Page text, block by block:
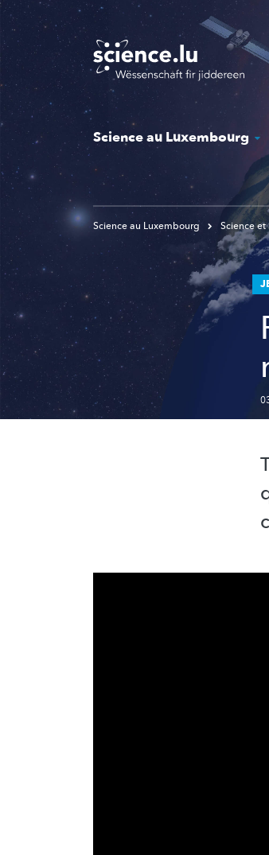
Skip
to
main
content
Science au Luxembourg
Science au Luxembourg Science et